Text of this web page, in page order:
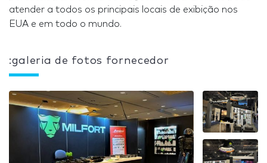
atender a todos os principais locais de exibição nos
EUA e em todo o mundo.
:galeria de fotos fornecedor